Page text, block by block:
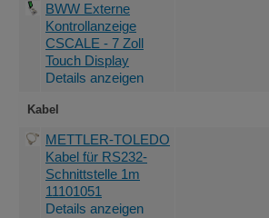
BWW Externe
Kontrollanzeige
CSCALE - 7 Zoll
Touch Display
Details anzeigen
Kabel
METTLER-TOLEDO
Kabel für RS232-
Schnittstelle 1m
11101051
Details anzeigen